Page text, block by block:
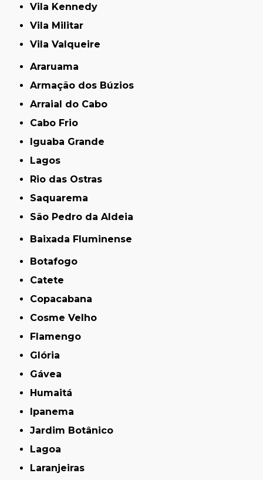
Vila Kennedy
Vila Militar
Vila Valqueire
Araruama
Armação dos Búzios
Arraial do Cabo
Cabo Frio
Iguaba Grande
Lagos
Rio das Ostras
Saquarema
São Pedro da Aldeia
Baixada Fluminense
Botafogo
Catete
Copacabana
Cosme Velho
Flamengo
Glória
Gávea
Humaitá
Ipanema
Jardim Botânico
Lagoa
Laranjeiras